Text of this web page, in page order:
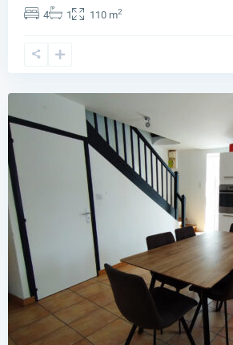
4 1 110 m2
Port-